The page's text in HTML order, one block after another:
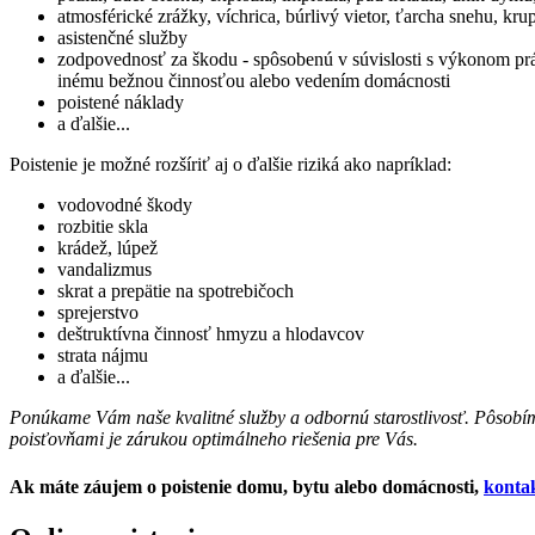
atmosférické zrážky, víchrica, búrlivý vietor, ťarcha snehu,
asistenčné služby
zodpovednosť za škodu - spôsobenú v súvislosti s výkonom
inému bežnou činnosťou alebo vedením domácnosti
poistené náklady
a ďalšie...
Poistenie je možné rozšíriť aj o ďalšie riziká ako napríklad:
vodovodné škody
rozbitie skla
krádež, lúpež
vandalizmus
skrat a prepätie na spotrebičoch
sprejerstvo
deštruktívna činnosť hmyzu a hlodavcov
strata nájmu
a ďalšie...
Ponúkame Vám naše kvalitné služby a odbornú starostlivosť.
poisťovňami je zárukou optimálneho riešenia pre Vás.
Ak máte záujem o poistenie domu, bytu alebo domácnosti,